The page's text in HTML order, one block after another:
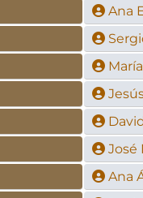
Ana
José
Ana